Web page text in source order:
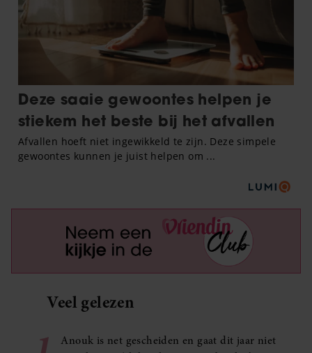
Veel gelezen
Anouk is net gescheiden en gaat dit jaar niet